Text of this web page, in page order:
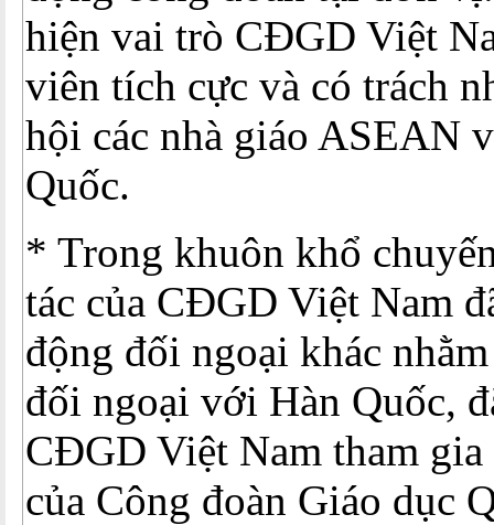
hiện vai trò CĐGD Việt
viên tích cực và có trách
hội các nhà giáo ASEAN
Quốc.
* Trong khuôn khổ
tác của CĐGD Việt Nam
động đối ngoại khác
đối ngoại với Hàn Quốc,
CĐGD Việt Nam tham
của Công đoàn Giáo dục